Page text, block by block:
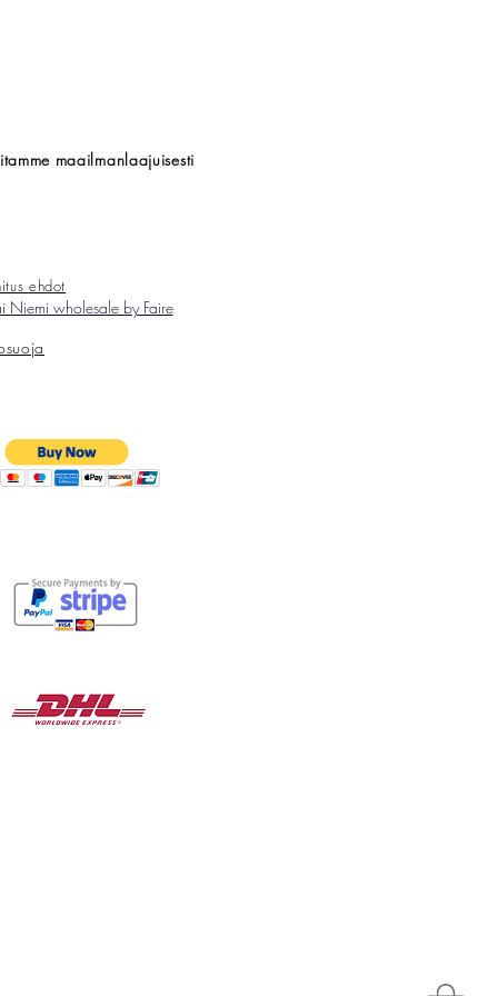
maailmanlaajuisesti
ehdot
Niemi wholesale by Faire